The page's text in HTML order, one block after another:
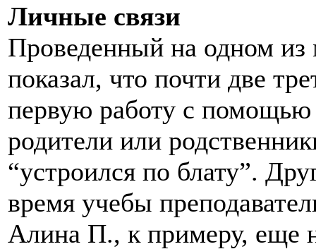
Личные связи
Проведенный на одном
показал, что почти две
первую работу с
родители или
“устроился по блату”.
время учебы
Алина П., к примеру, еще